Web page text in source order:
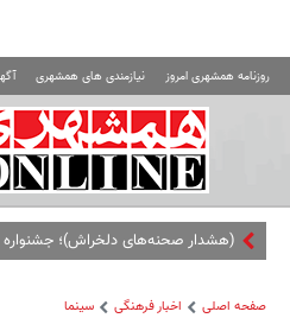
روزنامه همشهری امروز نیازمندی های همشهری
(هشدار صحنه‌های دلخراش)؛
صفحه اصلی اخبار فرهنگی سینما